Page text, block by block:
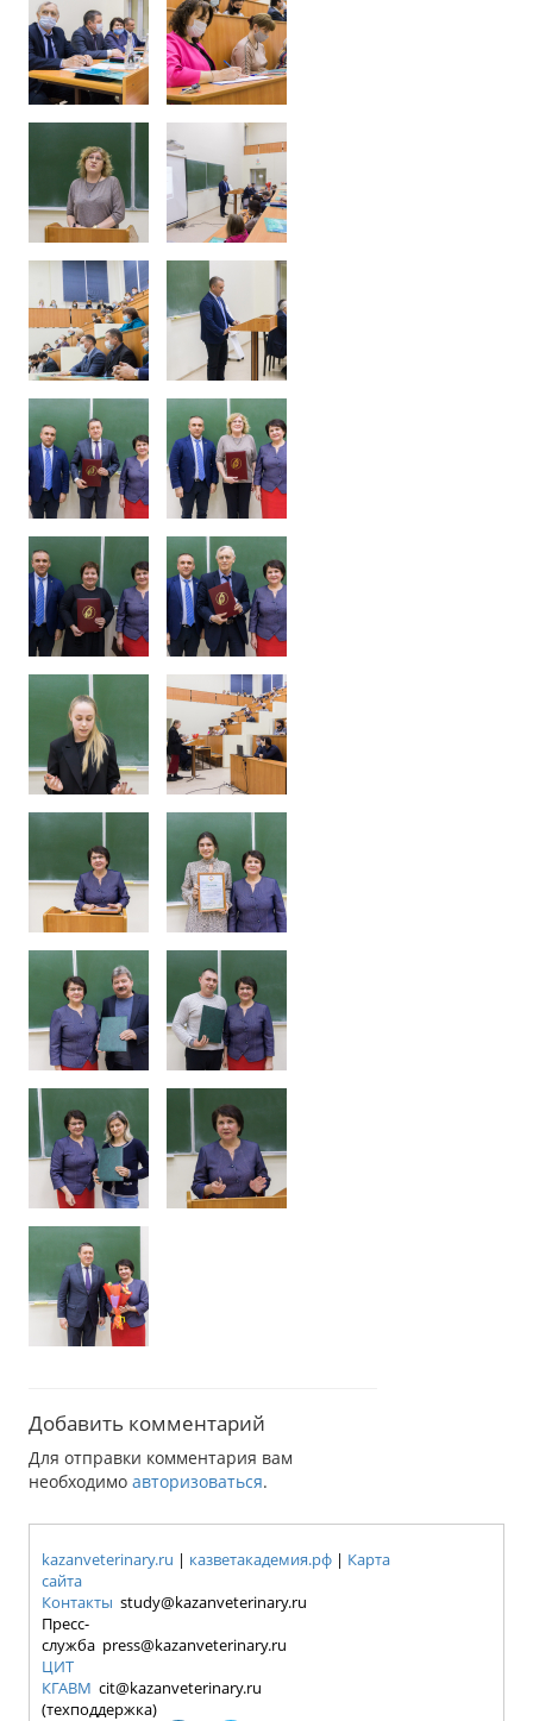
Добавить комментарий
Для отправки комментария вам
необходимо авторизоваться.
kazanveterinary.ru | казветакадемия.рф | Карта
сайта
Контакты study@kazanveterinary.ru
Пресс-
служба press@kazanveterinary.ru
ЦИТ
КГАВМ cit@kazanveterinary.ru
(техподдержка)